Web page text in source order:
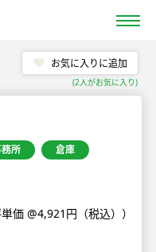
お気に入りに追加
(2人がお気に入り)
所
倉庫
単価 @4,921円（税込））